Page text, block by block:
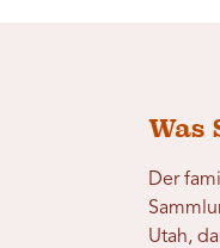
Was
Der
Utah,